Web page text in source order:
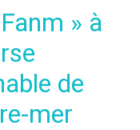
» à
de
mer